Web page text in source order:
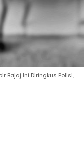
Bajaj Ini Diringkus Polisi,